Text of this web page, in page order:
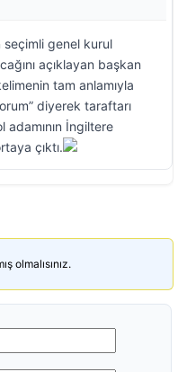
seçimli genel kurul
açıklayan başkan
tam anlamıyla
diyerek taraftarı
İngiltere
çıktı.
olmalısınız.